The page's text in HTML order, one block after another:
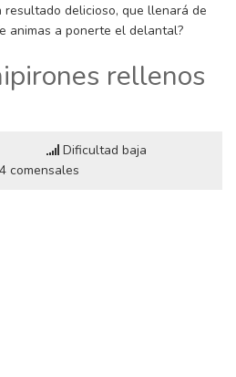
delicioso, que llenará de
animas a ponerte el delantal?
rellenos
Dificultad baja
4 comensales